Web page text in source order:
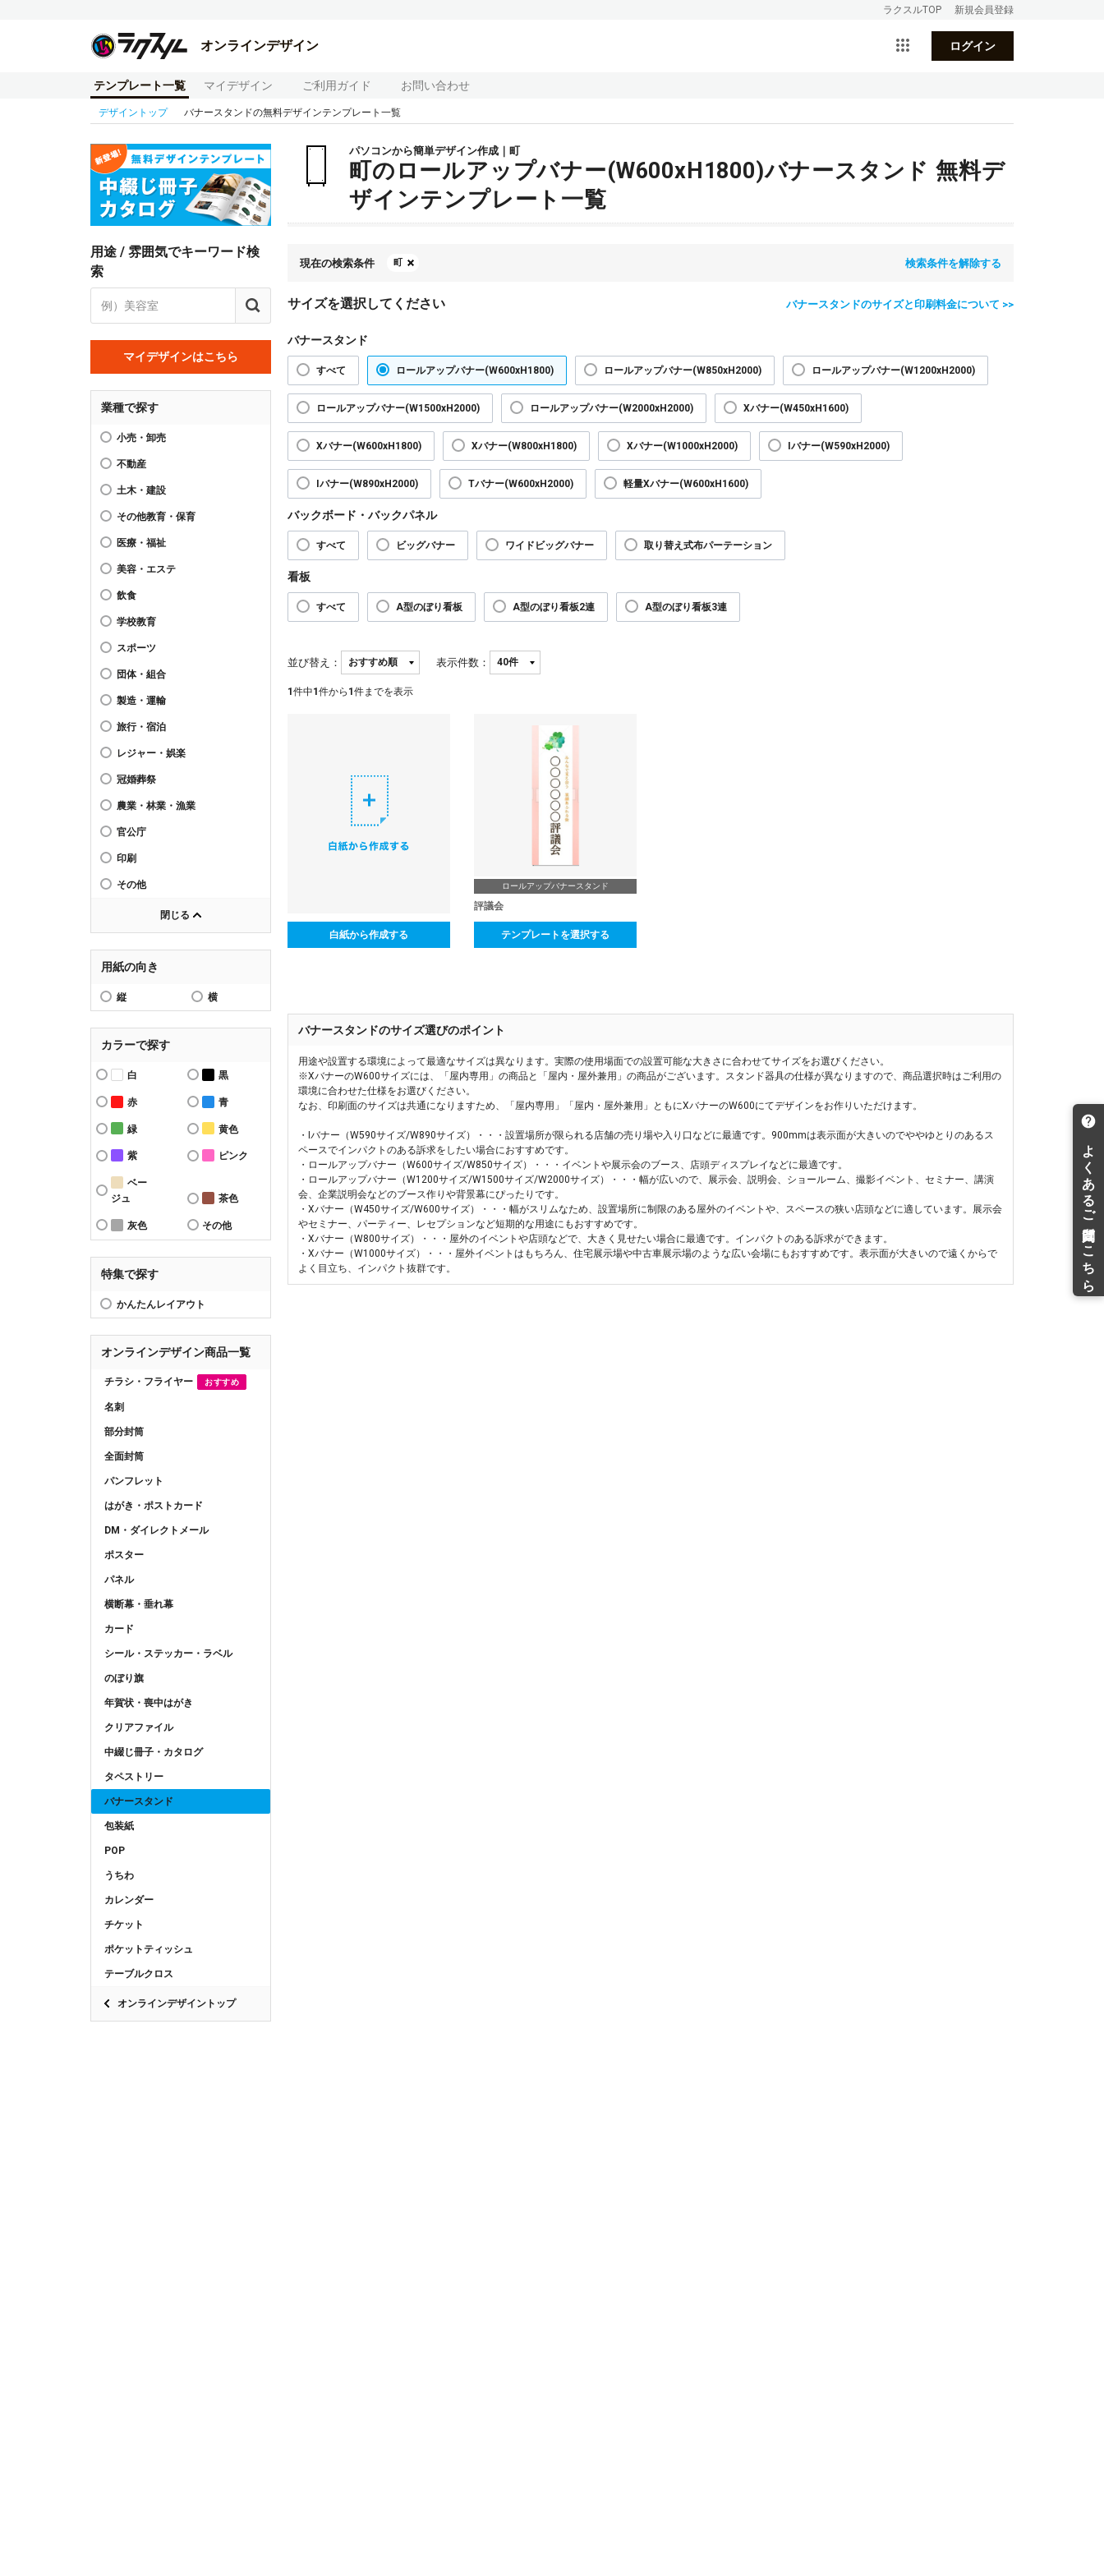
ラクスルTOP 新規会員登録
オンラインデザイン ログイン
テンプレート一覧 マイデザイン ご利用ガイド お問い合わせ
デザイントップ バナースタンドの無料デザインテンプレート一覧
用途 / 雰囲気でキーワード検
索
マイデザインはこちら
業種で探す
小売・卸売
不動産
土木・建設
その他教育・保育
医療・福祉
美容・エステ
飲食
学校教育
スポーツ
団体・組合
製造・運輸
旅行・宿泊
レジャー・娯楽
冠婚葬祭
農業・林業・漁業
官公庁
印刷
その他
閉じる
用紙の向き
縦 横
カラーで探す
白 黒
赤 青
緑 黄色
紫 ピンク
ベー
ジュ
茶色
灰色 その他
特集で探す
かんたんレイアウト
オンラインデザイン商品一覧
チラシ・フライヤー おすすめ
名刺
部分封筒
全面封筒
パンフレット
はがき・ポストカード
DM・ダイレクトメール
ポスター
パネル
横断幕・垂れ幕
カード
シール・ステッカー・ラベル
のぼり旗
年賀状・喪中はがき
クリアファイル
中綴じ冊子・カタログ
タペストリー
バナースタンド
包装紙
POP
うちわ
カレンダー
チケット
ポケットティッシュ
テーブルクロス
オンラインデザイントップ
パソコンから簡単デザイン作成｜町
町のロールアップバナー(W600xH1800)バナースタンド 無料デ
ザインテンプレート一覧
現在の検索条件 町 検索条件を解除する
サイズを選択してください バナースタンドのサイズと印刷料金について >>
バナースタンド
すべて ロールアップバナー(W600xH1800) ロールアップバナー(W850xH2000) ロールアップバナー(W1200xH2000)
ロールアップバナー(W1500xH2000) ロールアップバナー(W2000xH2000) Xバナー(W450xH1600)
Xバナー(W600xH1800) Xバナー(W800xH1800) Xバナー(W1000xH2000) Iバナー(W590xH2000)
Iバナー(W890xH2000) Tバナー(W600xH2000) 軽量Xバナー(W600xH1600)
バックボード・バックパネル
すべて ビッグバナー ワイドビッグバナー 取り替え式布パーテーション
看板
すべて A型のぼり看板 A型のぼり看板2連 A型のぼり看板3連
並び替え： 表示件数：
1 件中1 件から 1 件までを表示
白紙から作成する
ロールアップバナースタンド
評議会
テンプレートを選択する
バナースタンドのサイズ選びのポイント
用途や設置する環境によって最適なサイズは異なります。実際の使用場面での設置可能な大きさに合わせてサイズをお選びください。
※XバナーのW600サイズには、「屋内専用」の商品と「屋内・屋外兼用」の商品がございます。スタンド器具の仕様が異なりますので、商品選択時はご利用の
環境に合わせた仕様をお選びください。
なお、印刷面のサイズは共通になりますため、「屋内専用」「屋内・屋外兼用」ともにXバナーのW600にてデザインをお作りいただけます。
・Iバナー（W590サイズ/W890サイズ）・・・設置場所が限られる店舗の売り場や入り口などに最適です。900mmは表示面が大きいのでややゆとりのあるス
ペースでインパクトのある訴求をしたい場合におすすめです。
・ロールアップバナー（W600サイズ/W850サイズ）・・・イベントや展示会のブース、店頭ディスプレイなどに最適です。
・ロールアップバナー（W1200サイズ/W1500サイズ/W2000サイズ）・・・幅が広いので、展示会、説明会、ショールーム、撮影イベント、セミナー、講演
会、企業説明会などのブース作りや背景幕にぴったりです。
・Xバナー（W450サイズ/W600サイズ）・・・幅がスリムなため、設置場所に制限のある屋外のイベントや、スペースの狭い店頭などに適しています。展示会
やセミナー、パーティー、レセプションなど短期的な用途にもおすすめです。
・Xバナー（W800サイズ）・・・屋外のイベントや店頭などで、大きく見せたい場合に最適です。インパクトのある訴求ができます。
・Xバナー（W1000サイズ）・・・屋外イベントはもちろん、住宅展示場や中古車展示場のような広い会場にもおすすめです。表示面が大きいので遠くからで
よく目立ち、インパクト抜群です。